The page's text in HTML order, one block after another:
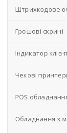
Штрихкодове
Грошові скрині
Індикатор
Чекові
POS
Обладнання з